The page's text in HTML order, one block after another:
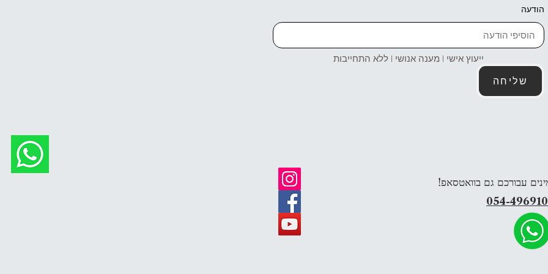
הודעה
ייעוץ אישי | מענה אנושי | ללא התחייבות
שליחה
עבורכם גם בוואטסאפ!
054-